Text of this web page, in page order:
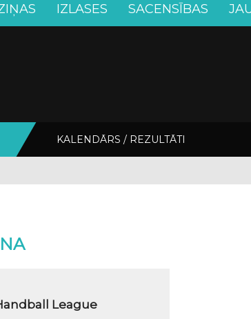
IZLASES SACENSĪBAS
KALENDĀRS / REZULTĀTI
League